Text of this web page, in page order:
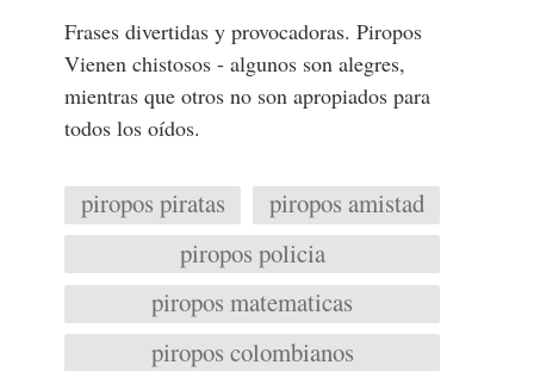
Frases divertidas y provocadoras. Piropos
Vienen chistosos - algunos son alegres,
mientras que otros no son apropiados para
todos los oídos.
piropos piratas
piropos amistad
piropos policia
piropos matematicas
piropos colombianos